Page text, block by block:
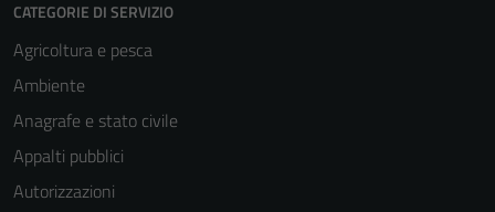
CATEGORIE DI SERVIZIO
Agricoltura e pesca
Ambiente
Anagrafe e stato civile
Appalti pubblici
Autorizzazioni